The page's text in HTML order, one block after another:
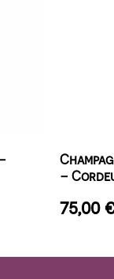
–
75,00